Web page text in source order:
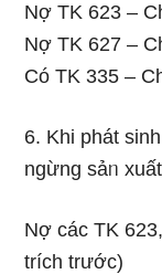
Nợ TK 623 –
Nợ TK 627 –
Có TK 335 –
6. Khi phát
ngừng sảᥒ
Nợ các TK
trích trước)